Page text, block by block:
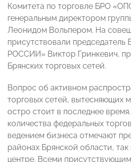
Комитета по торговле БРО
генеральным директором
Леонидом Вольпером. На
присутствовали
РОССИИ» Виктор Гринкевич,
Брянских торговых сетей.
Вопрос об активном
торговых сетей, вытесняющих
остро стоит в последнее
количества федеральных
ведением бизнеса отмечают
районах Брянской области,
центре. Всеми